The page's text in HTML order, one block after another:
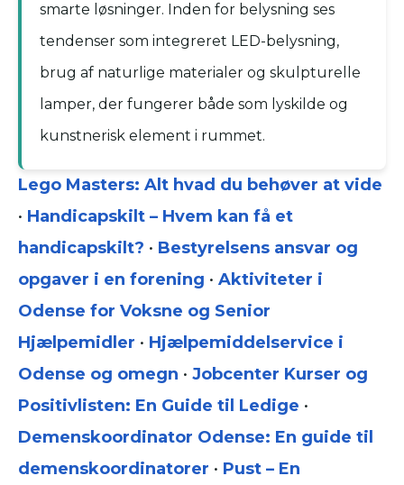
smarte løsninger. Inden for belysning ses
tendenser som integreret LED-belysning,
brug af naturlige materialer og skulpturelle
lamper, der fungerer både som lyskilde og
kunstnerisk element i rummet.
Lego Masters: Alt hvad du behøver at vide
• Handicapskilt – Hvem kan få et
handicapskilt? • Bestyrelsens ansvar og
opgaver i en forening • Aktiviteter i
Odense for Voksne og Senior
Hjælpemidler • Hjælpemiddelservice i
Odense og omegn • Jobcenter Kurser og
Positivlisten: En Guide til Ledige •
Demenskoordinator Odense: En guide til
demenskoordinatorer • Pust – En